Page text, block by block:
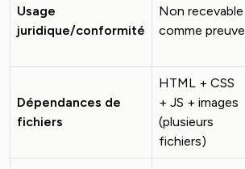
Usage
juridique/conformité
Non recevable
comme preuve
Dépendances de
fichiers
HTML + CSS
+ JS + images
(plusieurs
fichiers)